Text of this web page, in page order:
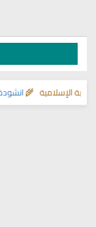
انشودةالإسلامية 🌾